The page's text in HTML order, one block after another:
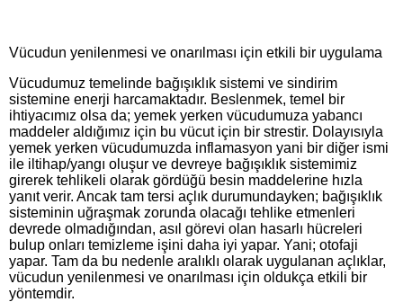
Vücudun yenilenmesi ve onarılması için etkili bir uygulama
Vücudumuz temelinde bağışıklık sistemi ve sindirim
sistemine enerji harcamaktadır. Beslenmek, temel bir
ihtiyacımız olsa da; yemek yerken vücudumuza yabancı
maddeler aldığımız için bu vücut için bir strestir. Dolayısıyla
yemek yerken vücudumuzda inflamasyon yani bir diğer ismi
ile iltihap/yangı oluşur ve devreye bağışıklık sistemimiz
girerek tehlikeli olarak gördüğü besin maddelerine hızla
yanıt verir. Ancak tam tersi açlık durumundayken; bağışıklık
sisteminin uğraşmak zorunda olacağı tehlike etmenleri
devrede olmadığından, asıl görevi olan hasarlı hücreleri
bulup onları temizleme işini daha iyi yapar. Yani; otofaji
yapar. Tam da bu nedenle aralıklı olarak uygulanan açlıklar,
vücudun yenilenmesi ve onarılması için oldukça etkili bir
yöntemdir.